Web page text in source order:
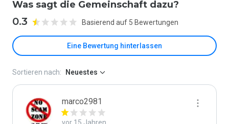
Was sagt die Gemeinschaft dazu?
0.3 Basierend auf 5 Bewertungen
Eine Bewertung hinterlassen
Sortieren nach: Neuestes
marco2981